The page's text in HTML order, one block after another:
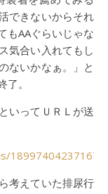
できないからそれ
もAAぐらいじゃな
気合い入れてもし
ないかなぁ。」と
。
いってＵＲＬが送
考えていた排尿行